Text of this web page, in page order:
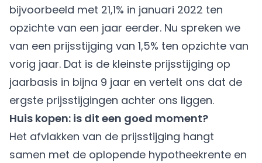
bijvoorbeeld met 21,1% in januari 2022 ten
opzichte van een jaar eerder. Nu spreken we
van een prijsstijging van 1,5% ten opzichte van
vorig jaar. Dat is de kleinste prijsstijging op
jaarbasis in bijna 9 jaar en vertelt ons dat de
ergste prijsstijgingen achter ons liggen.
Huis kopen: is dit een goed moment?
Het afvlakken van de prijsstijging hangt
samen met de oplopende hypotheekrente en